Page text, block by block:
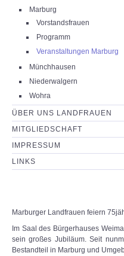
Marburg
Vorstandsfrauen
Programm
Veranstaltungen Marburg
Münchhausen
Niederwalgern
Wohra
ÜBER UNS LANDFRAUEN
MITGLIEDSCHAFT
IMPRESSUM
LINKS
Marburger Landfrauen feiern
Im Saal des Bürgerhauses
sein großes Jubiläum. Seit
Bestandteil in Marburg und